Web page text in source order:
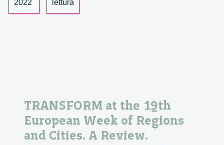
2022
lettura
TRANSFORM at the 19th
European Week of Regions
and Cities. A Review.